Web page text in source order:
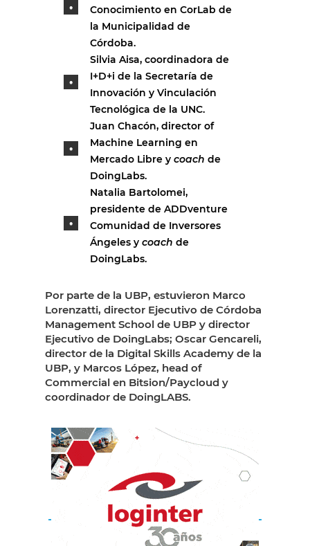
Conocimiento en CorLab de
la Municipalidad de
Córdoba.
Silvia Aisa, coordinadora de
I+D+i de la Secretaría de
Innovación y Vinculación
Tecnológica de la UNC.
Juan Chacón, director of
Machine Learning en
Mercado Libre y coach de
DoingLabs.
Natalia Bartolomei,
presidente de ADDventure
Comunidad de Inversores
Ángeles y coach de
DoingLabs.
Por parte de la UBP, estuvieron Marco
Lorenzatti, director Ejecutivo de Córdoba
Management School de UBP y director
Ejecutivo de DoingLabs; Oscar Gencareli,
director de la Digital Skills Academy de la
UBP, y Marcos López, head of
Commercial en Bitsion/Paycloud y
coordinador de DoingLABS.